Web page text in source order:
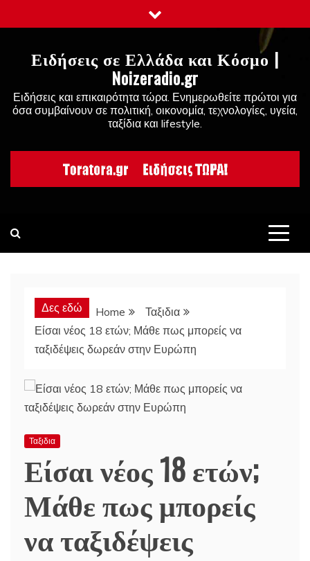
to
Ειδήσεις σε Ελλάδα και Κόσμο |
Noizeradio.gr
Ειδήσεις και επικαιρότητα τώρα. Ενημερωθείτε πρώτοι για
όσα συμβαίνουν σε πολιτική, οικονομία, τεχνολογίες, υγεία,
ταξίδια και lifestyle.
Δες εδώ Home
Ταξιδια
Είσαι νέος 18 ετών; Μάθε πως μπορείς να
ταξιδέψεις δωρεάν στην Ευρώπη
Ταξιδια
Είσαι νέος 18 ετών;
Μάθε πως μπορείς
να ταξιδέψεις